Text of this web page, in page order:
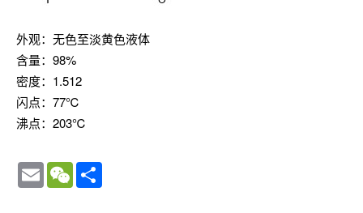
外观：无色至淡黄色液体
含量：98%
密度：1.512
闪点：77℃
沸点：203℃
Email WeChat